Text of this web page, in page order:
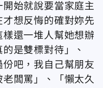
始就說要當家庭主
想反悔的確對妳先
還一堆人幫她想辦
是雙標對待」、
份吧，我自己幫朋友
闆罵」、「懶太久